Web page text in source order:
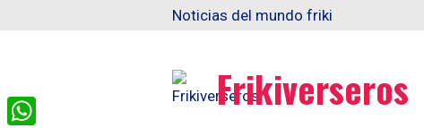
Noticias del mundo friki
Frikiverseros